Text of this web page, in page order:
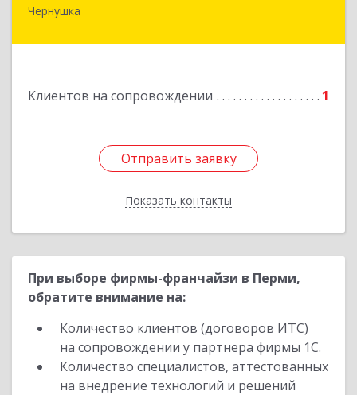
Чернушка
Клиентов на сопровождении 1
Отправить заявку
Показать контакты
Отправить заявку
Назад
При выборе фирмы-франчайзи в Перми,
обратите внимание на:
Количество клиентов (договоров ИТС)
на сопровождении у партнера фирмы 1С.
Количество специалистов, аттестованных
на внедрение технологий и решений